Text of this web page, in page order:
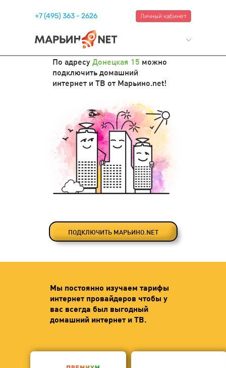
+7 (495) 363 - 2626 Личный кабинет
По адресуДонецкая 15 можно
подключить домашний
интернет и ТВ от Марьино.net!
ПОДКЛЮЧИТЬ МАРЬИНО.NET
Мы постоянно изучаем тарифы
интернет провайдеров чтобы у
вас всегда был выгодный
домашний интернет и ТВ.